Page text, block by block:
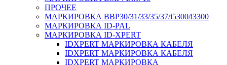
ПРОЧЕЕ
МАРКИРОВКА BBP30/31/33/35/37/i5300/i3300
МАРКИРОВКА ID-PAL
МАРКИРОВКА ID-XPERT
IDXPERT МАРКИРОВКА КАБЕЛЯ
IDXPERT МАРКИРОВКА КАБЕЛЯ
IDXPERT МАРКИРОВКА